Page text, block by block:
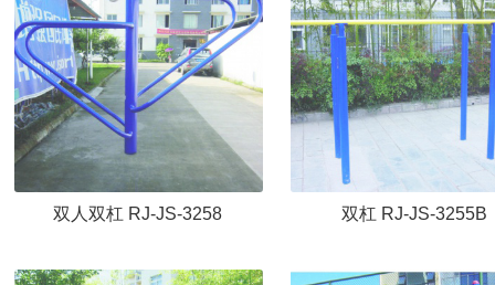
双人双杠 RJ-JS-3258 双杠 RJ-JS-3255B